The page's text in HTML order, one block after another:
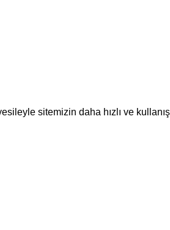
sitemizin daha hızlı ve